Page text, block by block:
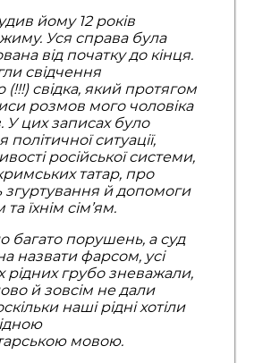
йому 12 років
Уся справа була
від початку до кінця.
свідчення
(!!!) свідка, який протягом
розмов мого чоловіка
У цих записах було
ситуації,
російської системи,
татар, про
згуртування й допомоги
їхнім сім’ям.
багато порушень, а суд
назвати фарсом, усі
грубо зневажали,
й зовсім не дали
наші рідні хотіли
мовою.